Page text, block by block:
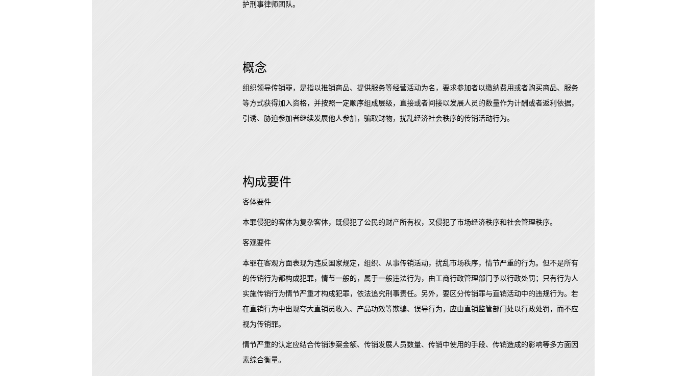
护刑事律师团队。
概念
组织领导传销罪，是指以推销商品、提供服务等经营活动为名，要求参加者以缴纳费用或者购买商品、服务
等方式获得加入资格，并按照一定顺序组成层级，直接或者间接以发展人员的数量作为计酬或者返利依据，
引诱、胁迫参加者继续发展他人参加，骗取财物，扰乱经济社会秩序的传销活动行为。
构成要件
客体要件
本罪侵犯的客体为复杂客体，既侵犯了公民的财产所有权，又侵犯了市场经济秩序和社会管理秩序。
客观要件
本罪在客观方面表现为违反国家规定，组织、从事传销活动，扰乱市场秩序，情节严重的行为。但不是所有
的传销行为都构成犯罪，情节一般的，属于一般违法行为，由工商行政管理部门予以行政处罚；只有行为人
实施传销行为情节严重才构成犯罪，依法追究刑事责任。另外，要区分传销罪与直销活动中的违规行为。若
在直销行为中出现夸大直销员收入、产品功效等欺骗、误导行为，应由直销监管部门处以行政处罚，而不应
视为传销罪。
情节严重的认定应结合传销涉案金额、传销发展人员数量、传销中使用的手段、传销造成的影响等多方面因
素综合衡量。